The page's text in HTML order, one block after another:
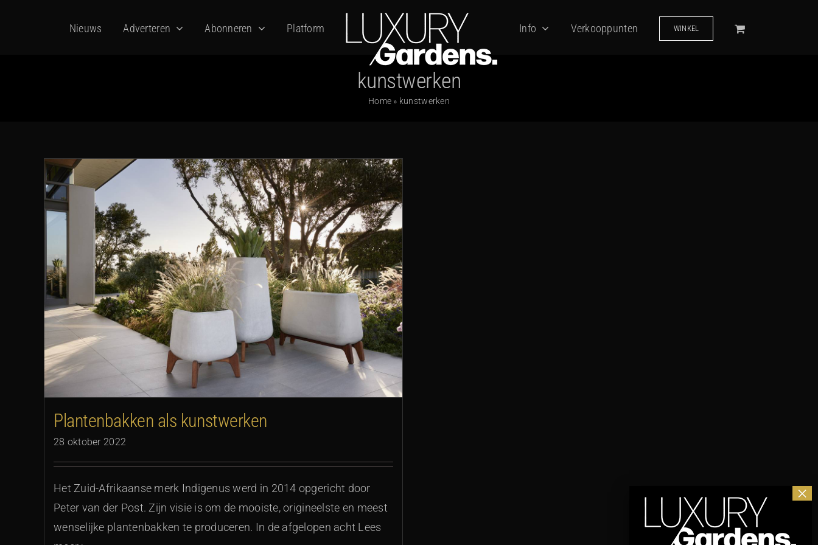
Nieuws Adverteren Abonneren Platform Info Verkooppunten WINKEL
kunstwerken
Home » kunstwerken
Plantenbakken als kunstwerken
28 oktober 2022
Het Zuid-Afrikaanse merk Indigenus werd in 2014 opgericht door
Peter van der Post. Zijn visie is om de mooiste, origineelste en meest
wenselijke plantenbakken te produceren. In de afgelopen acht Lees